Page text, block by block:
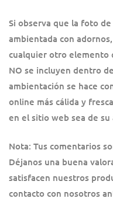
Si observa que la foto
ambientada con
cualquier otro elemento
NO se incluyen dentro
ambientación se hace
online más cálida y
en el sitio web sea de su
Nota: Tus comentarios
Déjanos una buena
satisfacen nuestros
contacto con nosotros